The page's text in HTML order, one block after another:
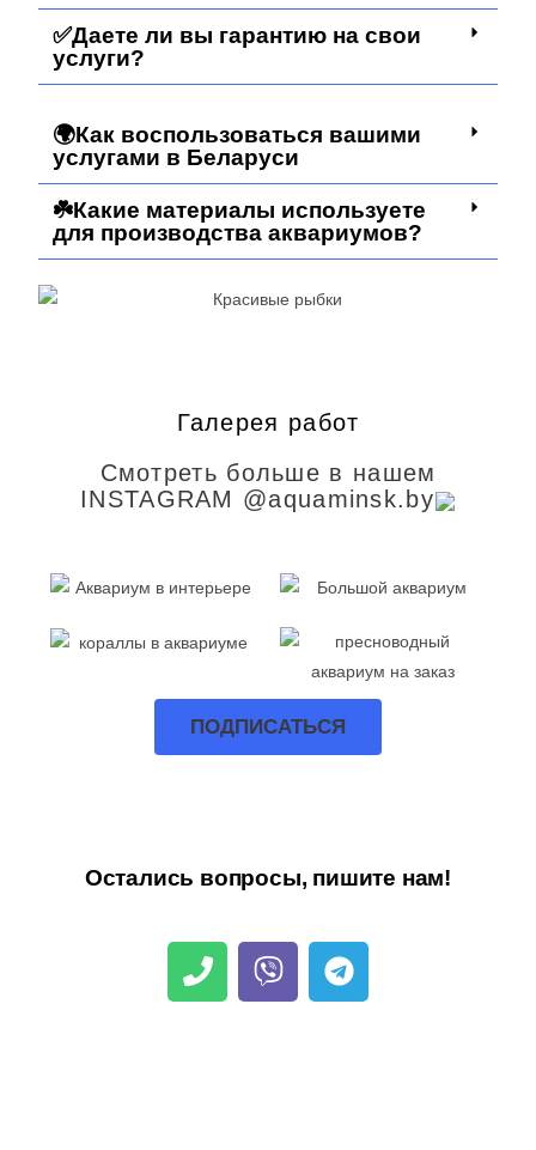
✅Даете ли вы гарантию на свои
услуги?
🌍Как воспользоваться вашими
услугами в Беларуси
☘️Какие материалы используете
для производства аквариумов?
Галерея работ
Смотреть больше в нашем
INSTAGRAM @aquaminsk.by
ПОДПИСАТЬСЯ
Остались вопросы, пишите нам!